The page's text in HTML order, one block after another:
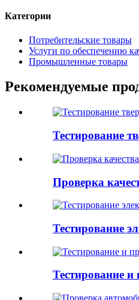
Категории
Потребительские товары
Услуги по обеспечению
Промышленные товары
Рекомендуемые
Тестирование
Проверка
Тестирование
Тестирование и